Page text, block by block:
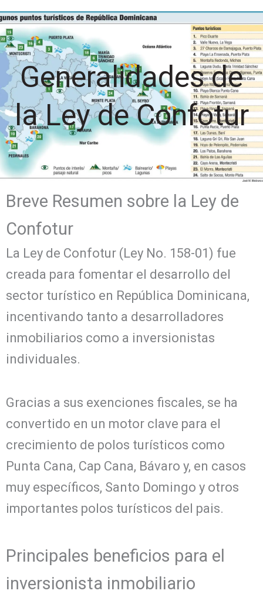
Generalidades de
la Ley de Confotur
Breve Resumen sobre la Ley de
Confotur
La Ley de Confotur (Ley No. 158-01) fue
creada para fomentar el desarrollo del
sector turístico en República Dominicana,
incentivando tanto a desarrolladores
inmobiliarios como a inversionistas
individuales.
Gracias a sus exenciones fiscales, se ha
convertido en un motor clave para el
crecimiento de polos turísticos como
Punta Cana, Cap Cana, Bávaro y, en casos
muy específicos, Santo Domingo y otros
importantes polos turísticos del pais.
Principales beneficios para el
inversionista inmobiliario